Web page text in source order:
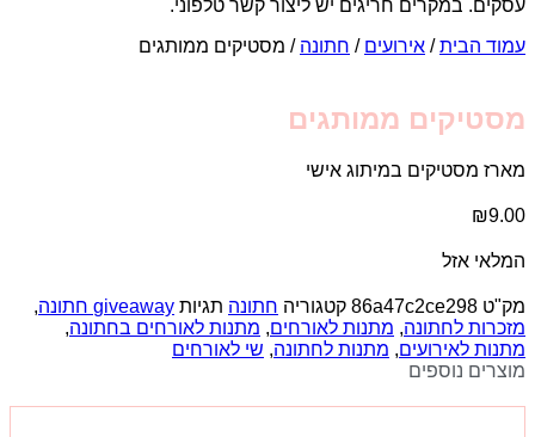
עסקים. במקרים חריגים יש ליצור קשר טלפוני.
עמוד הבית/ אירועים / חתונה / מסטיקים ממותגים
מסטיקים ממותגים
מארז מסטיקים במיתוג אישי
₪9.00
המלאי אזל
מק"ט 86a47c2ce298 קטגוריה חתונה תגיות giveaway חתונה
,
מזכרות לחתונה, מתנות לאורחים, מתנות לאורחים בחתונה,
מתנות לאירועים, מתנות לחתונה, שי לאורחים
מוצרים נוספים